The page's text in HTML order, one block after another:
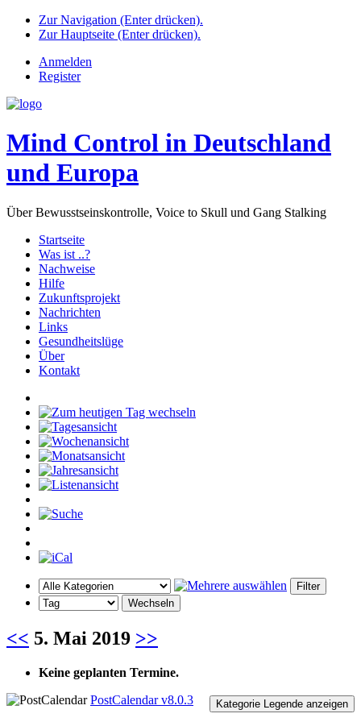
Zur Navigation (Enter drücken).
Zur Hauptseite (Enter drücken).
Anmelden
Register
Mind Control in Deutschland
und Europa
Über Bewusstseinskontrolle, Voice to Skull und Gang Stalking
Startseite
Was ist ..?
Nachweise
Hilfe
Zukunftsprojekt
Nachrichten
Links
Gesundheitslüge
Über
Kontakt
<< 5. Mai 2019 >>
Keine geplanten Termine.
Kategorie Legende anzeigen
PostCalendar v8.0.3